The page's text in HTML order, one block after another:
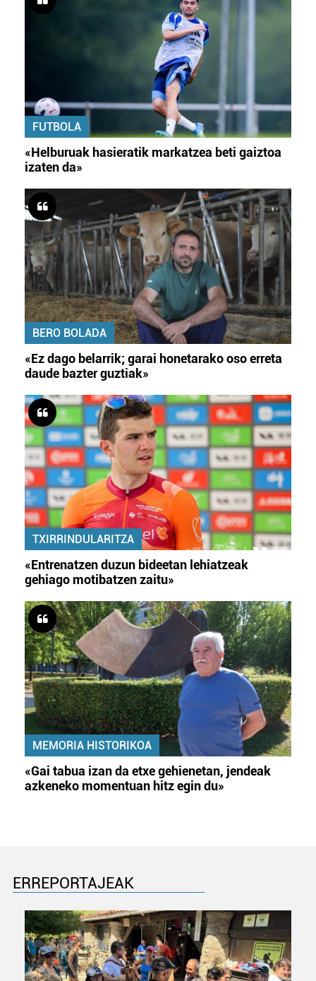
FUTBOLA
«Helburuak hasieratik markatzea beti gaiztoa
izaten da»
BERO BOLADA
«Ez dago belarrik; garai honetarako oso erreta
daude bazter guztiak»
TXIRRINDULARITZA
«Entrenatzen duzun bideetan lehiatzeak
gehiago motibatzen zaitu»
MEMORIA HISTORIKOA
«Gai tabua izan da etxe gehienetan, jendeak
azkeneko momentuan hitz egin du»
ERREPORTAJEAK